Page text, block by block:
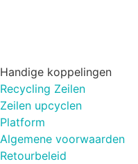
Handige koppelingen
Recycling Zeilen
Zeilen upcyclen
Platform
Algemene voorwaarden
Retourbeleid